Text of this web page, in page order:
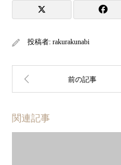
投稿者: rakurakunabi
関連記事